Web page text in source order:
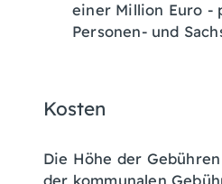
einer Million Euro -
Personen- und
Kosten
Die Höhe der
der kommunalen